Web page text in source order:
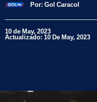
Por: Gol Caracol
10 de May, 2023
Actualizado: 10 De May, 2023